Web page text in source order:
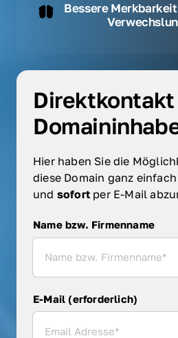
Bessere
Direktkontakt
Hier haben Sie die
diese Domain ganz
und sofort per E-Mail
Name bzw. Firmenname
Name bzw. Firmenname
E-Mail (erforderlich)